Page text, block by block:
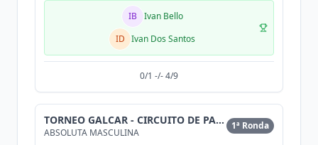
IB
Ivan Bello
ID Ivan Dos Santos
0/1 -/- 4/9
TORNEO GALCAR - CIRCUITO DE PADEL DE CONCESIONARIO
ABSOLUTA MASCULINA
1ª Ronda